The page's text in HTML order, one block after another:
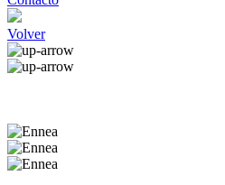
Volver